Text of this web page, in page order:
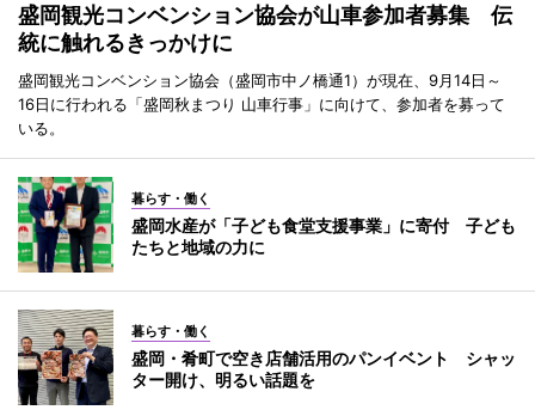
盛岡観光コンベンション協会が山車参加者募集 伝
統に触れるきっかけに
盛岡観光コンベンション協会（盛岡市中ノ橋通1）が現在、9月14日～
16日に行われる「盛岡秋まつり 山車行事」に向けて、参加者を募って
いる。
暮らす・働く
盛岡水産が「子ども食堂支援事業」に寄付 子ども
たちと地域の力に
暮らす・働く
盛岡・肴町で空き店舗活用のパンイベント シャッ
ター開け、明るい話題を